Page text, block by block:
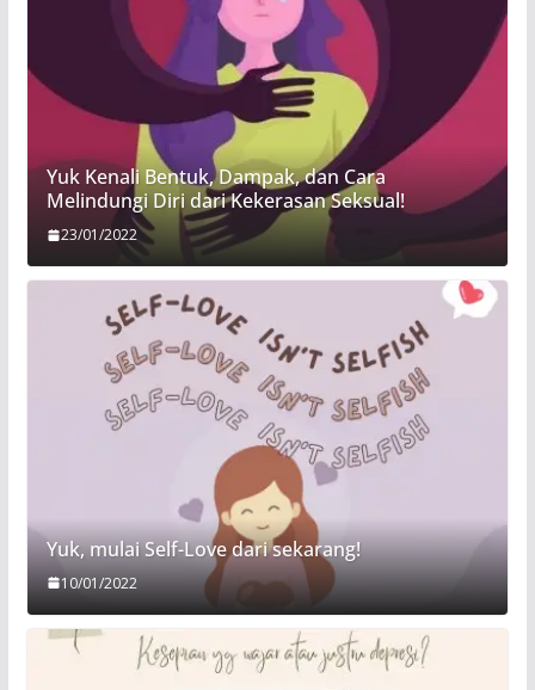
Yuk Kenali Bentuk, Dampak, dan Cara
Melindungi Diri dari Kekerasan Seksual!
23/01/2022
Yuk, mulai Self-Love dari sekarang!
10/01/2022